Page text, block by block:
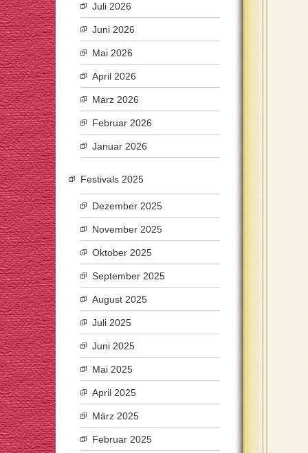
Juli 2026
Juni 2026
Mai 2026
April 2026
März 2026
Februar 2026
Januar 2026
Festivals 2025
Dezember 2025
November 2025
Oktober 2025
September 2025
August 2025
Juli 2025
Juni 2025
Mai 2025
April 2025
März 2025
Februar 2025